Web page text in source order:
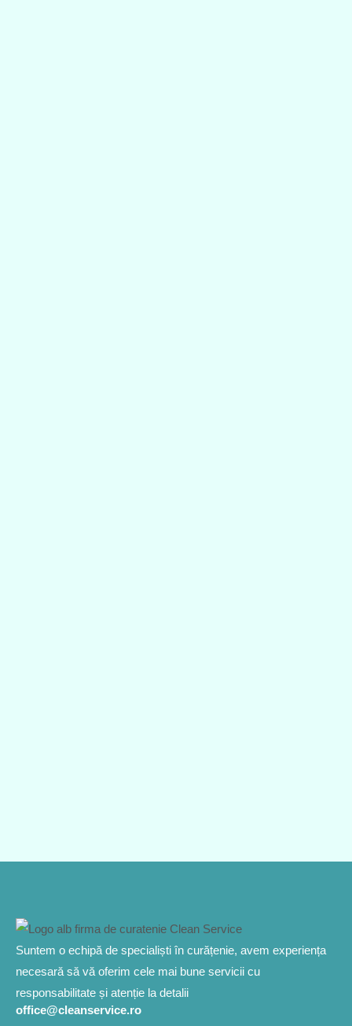
Suntem o echipă de specialiști în curățenie, avem experiența
necesară să vă oferim cele mai bune servicii cu
responsabilitate și atenție la detalii
office@cleanservice.ro